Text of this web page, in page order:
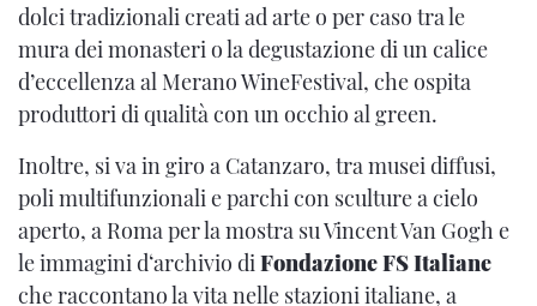
dolci tradizionali creati ad arte o per caso tra le
mura dei monasteri o la degustazione di un calice
d’eccellenza al Merano WineFestival, che ospita
produttori di qualità con un occhio al green.
Inoltre, si va in giro a Catanzaro, tra musei diffusi,
poli multifunzionali e parchi con sculture a cielo
aperto, a Roma per la mostra su Vincent Van Gogh e
le immagini d‘archivio diFondazione FS Italiane
che raccontano la vita nelle stazioni italiane, a